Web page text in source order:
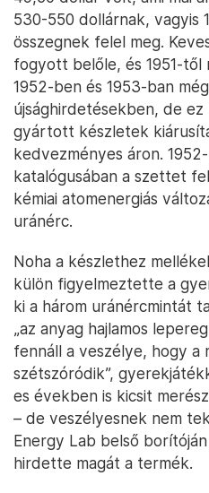
530-550 dollárnak, vagyis
összegnek felel meg.
fogyott belőle, és 1951-
1952-ben és 1953-ban
újsághirdetésekben, de
gyártott készletek
kedvezményes áron.
katalógusában a szettet
kémiai atomenergiás
uránérc.
Noha a készlethez
külön figyelmeztette a
ki a három uránércmintát
„az anyag hajlamos
fennáll a veszélye, hogy a
szétszóródik”,
es években is kicsit
– de veszélyesnek nem
Energy Lab belső
hirdette magát a termék.